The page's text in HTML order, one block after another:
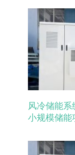
风冷储能
小规模储能